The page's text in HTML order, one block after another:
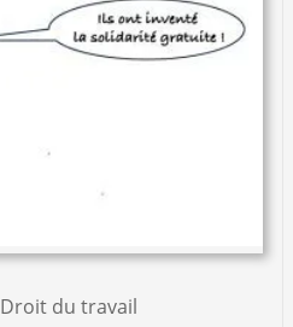
Droit du travail